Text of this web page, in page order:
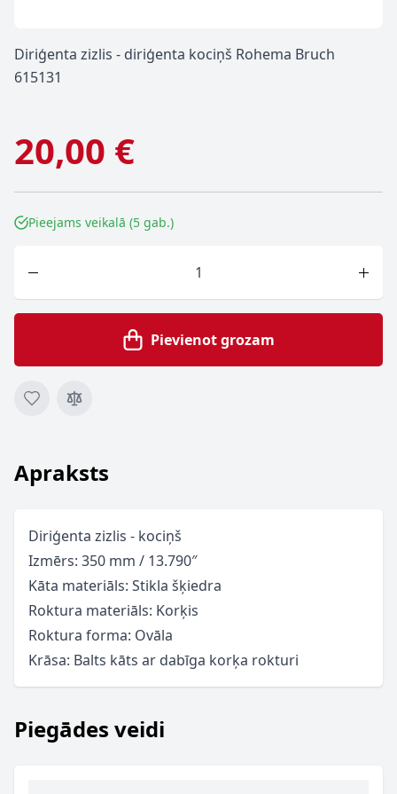
Diriģenta zizlis - diriģenta kociņš Rohema Bruch
615131
20,00 €
Pieejams veikalā (5 gab.)
Pievienot grozam
Apraksts
Diriģenta zizlis - kociņš
Izmērs: 350 mm / 13.790″
Kāta materiāls: Stikla šķiedra
Roktura materiāls: Korķis
Roktura forma: Ovāla
Krāsa: Balts kāts ar dabīga korķa rokturi
Piegādes veidi